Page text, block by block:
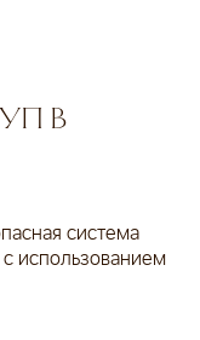
В
система
использованием